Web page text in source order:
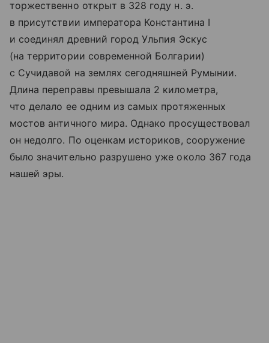
торжественно открыт в 328 году н. э.
в присутствии императора Константина I
и соединял древний город Ульпия Эскус
(на территории современной Болгарии)
с Сучидавой на землях сегодняшней Румынии.
Длина переправы превышала 2 километра,
что делало ее одним из самых протяженных
мостов античного мира. Однако просуществовал
он недолго. По оценкам историков, сооружение
было значительно разрушено уже около 367 года
нашей эры.